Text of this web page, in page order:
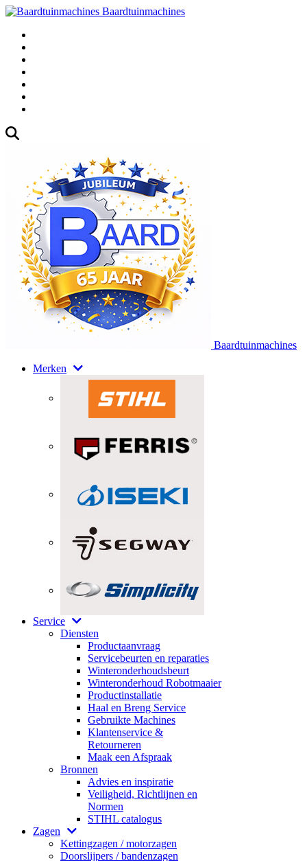
Baardtuinmachines
Baardtuinmachines
Merken
Service
Diensten
Productaanvraag
Servicebeurten en reparaties
Winteronderhoudsbeurt
Winteronderhoud Robotmaaier
Productinstallatie
Haal en Breng Service
Gebruikte Machines
Klantenservice &
Retourneren
Maak een Afspraak
Bronnen
Advies en inspiratie
Veiligheid, Richtlijnen en
Normen
STIHL catalogus
Zagen
Kettingzagen / motorzagen
Doorslijpers / bandenzagen